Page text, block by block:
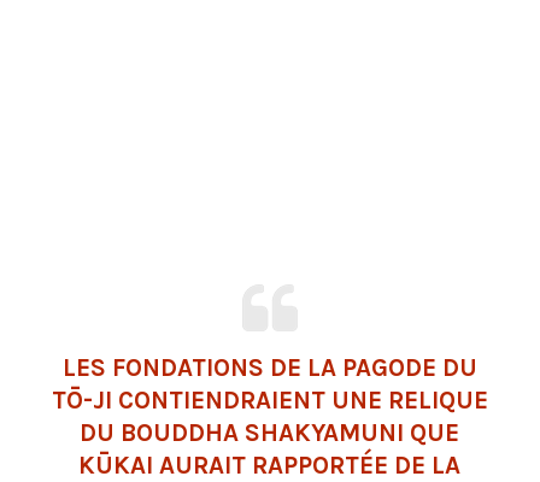
LES FONDATIONS DE LA PAGODE DU
TŌ-JI CONTIENDRAIENT UNE RELIQUE
DU BOUDDHA SHAKYAMUNI QUE
KŪKAI AURAIT RAPPORTÉE DE LA